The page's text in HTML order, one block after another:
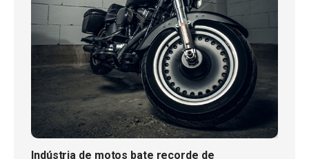
Indústria de motos bate recorde de